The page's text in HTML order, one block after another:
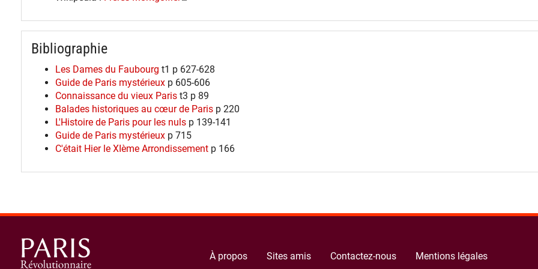
Bibliographie
Les Dames du Faubourg t1 p 627-628
Guide de Paris mystérieux p 605-606
Connaissance du vieux Paris t3 p 89
Balades historiques au cœur de Paris p 220
L'Histoire de Paris pour les nuls p 139-141
Guide de Paris mystérieux p 715
C'était Hier le XIème Arrondissement p 166
À propos Sites amis Contactez-nous Mentions légales